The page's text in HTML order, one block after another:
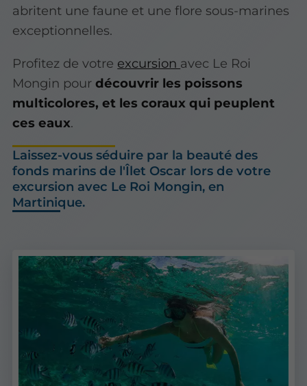
abritent une faune et une flore sous-marines
exceptionnelles.
Profitez de votre excursion avec Le Roi
Mongin pourdécouvrir les poissons
multicolores, et les coraux qui peuplent
ces eaux.
Laissez-vous séduire par la beauté des
fonds marins de l'Îlet Oscar lors de votre
excursion avec Le Roi Mongin, en
Martinique.